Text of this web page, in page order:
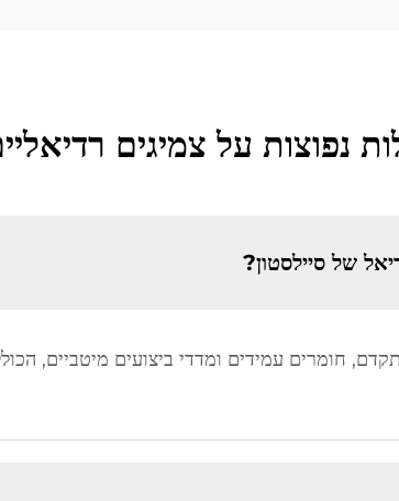
נפוצות על צמיגים
של סיילסטון?
חומרים עמידים ומדדי ביצועים מיטביים,